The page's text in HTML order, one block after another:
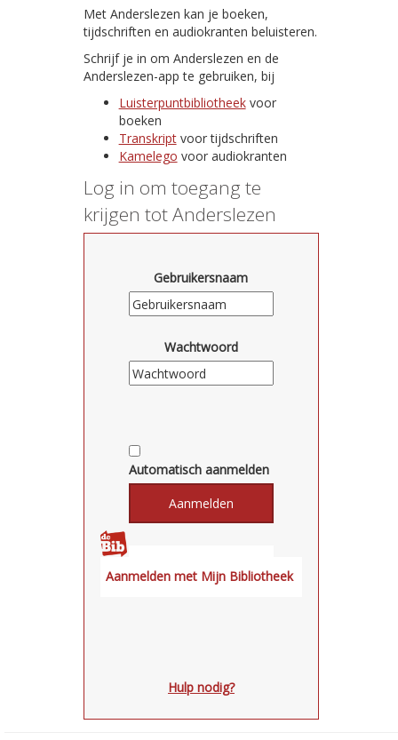
Met Anderslezen kan je boeken,
tijdschriften en audiokranten beluisteren.
Schrijf je in om Anderslezen en de
Anderslezen-app te gebruiken, bij
Luisterpuntbibliotheekvoor
boeken
Transkriptvoor tijdschriften
Kamelego voor audiokranten
Log in om toegang te
krijgen tot Anderslezen
Gebruikersnaam
Wachtwoord
Automatisch aanmelden
Hulp nodig?